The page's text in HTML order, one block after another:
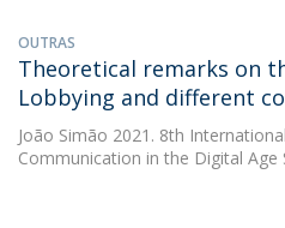
OUTRAS
Theoretical remarks on
Lobbying and different
João Simão 2021. 8th
Communication in the Digital Age